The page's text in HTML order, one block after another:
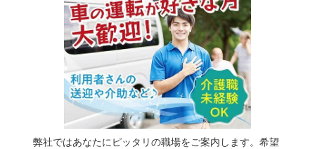
弊社ではあなたにピッタリの職場をご案内します。希望